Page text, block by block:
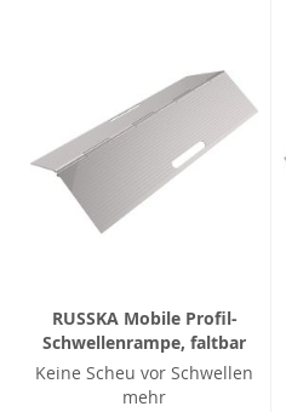
RUSSKA Mobile Profil-
Schwellenrampe, faltbar
Keine Scheu vor Schwellen
mehr